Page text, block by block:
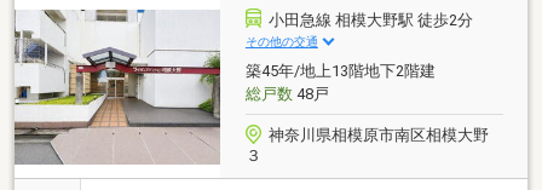
現在空家のため、ゆっくりとご内覧いただけます
小田急線 相模大野駅 徒歩2分
その他の交通
築45年/地上13階地下2階建
総戸数48戸
神奈川県相模原市南区相模大野
３